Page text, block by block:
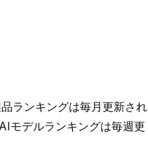
ランキングは毎月更新され
モデルランキングは毎週更